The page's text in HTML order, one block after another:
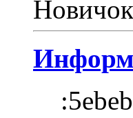
Новичок